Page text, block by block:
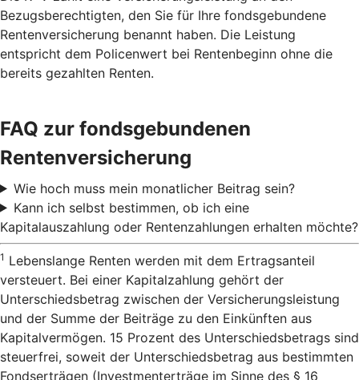
Bezugsberechtigten, den Sie für Ihre fondsgebundene
Rentenversicherung benannt haben. Die Leistung
entspricht dem Policenwert bei Rentenbeginn ohne die
bereits gezahlten Renten.
FAQ zur fondsgebundenen
Rentenversicherung
Wie hoch muss mein monatlicher Beitrag sein?
Kann ich selbst bestimmen, ob ich eine
Kapitalauszahlung oder Rentenzahlungen erhalten möchte?
1 Lebenslange Renten werden mit dem Ertragsanteil
versteuert. Bei einer Kapitalzahlung gehört der
Unterschiedsbetrag zwischen der Versicherungsleistung
und der Summe der Beiträge zu den Einkünften aus
Kapitalvermögen. 15 Prozent des Unterschiedsbetrags sind
steuerfrei, soweit der Unterschiedsbetrag aus bestimmten
Fondserträgen (Investmenterträge im Sinne des § 16